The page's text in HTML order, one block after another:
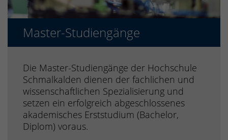
Master-Studiengänge
Die Master-Studiengänge der Hochschule
Schmalkalden dienen der fachlichen und
wissenschaftlichen Spezialisierung und
setzen ein erfolgreich abgeschlossenes
akademisches Erststudium (Bachelor,
Diplom) voraus.